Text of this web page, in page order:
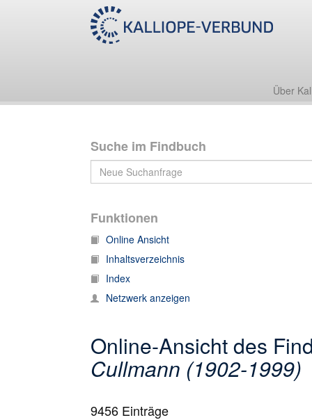
Über
Suche im Findbuch
Funktionen
Online Ansicht
Inhaltsverzeichnis
Index
Netzwerk anzeigen
Online-Ansicht des
Cullmann (1902-1999)
9456 Einträge
Nachlass Oscar Cullmann (1902-1999)
Bibliothek